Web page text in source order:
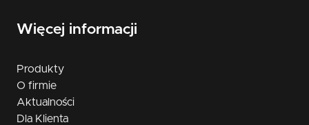
Więcej informacji
Produkty
O firmie
Aktualności
Dla Klienta